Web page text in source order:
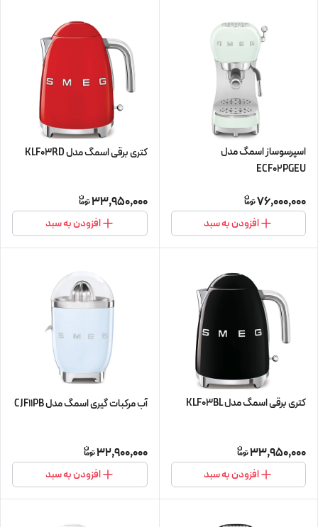
اسپرسوساز اسمگ مدل
ECF02PGEU
76,000,000
افزودن به سبد
کتری برقی اسمگ مدل KLF03RD
33,950,000
افزودن به سبد
کتری برقی اسمگ مدل KLF03BL
33,950,000
افزودن به سبد
آب مرکبات گیری اسمگ مدل CJF11PB
32,900,000
افزودن به سبد